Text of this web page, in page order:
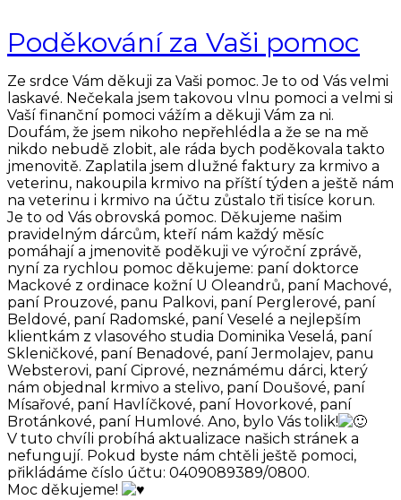
Poděkování za Vaši pomoc
Ze srdce Vám děkuji za Vaši pomoc. Je to od Vás velmi
laskavé. Nečekala jsem takovou vlnu pomoci a velmi si
Vaší finanční pomoci vážím a děkuji Vám za ni.
Doufám, že jsem nikoho nepřehlédla a že se na mě
nikdo nebudě zlobit, ale ráda bych poděkovala takto
jmenovitě. Zaplatila jsem dlužné faktury za krmivo a
veterinu, nakoupila krmivo na příští týden a ještě nám
na veterinu i krmivo na účtu zůstalo tři tisíce korun.
Je to od Vás obrovská pomoc. Děkujeme našim
pravidelným dárcům, kteří nám každý měsíc
pomáhají a jmenovitě poděkuji ve výroční zprávě,
nyní za rychlou pomoc děkujeme: paní doktorce
Mackové z ordinace kožní U Oleandrů, paní Machové,
paní Prouzové, panu Palkovi, paní Perglerové, paní
Beldové, paní Radomské, paní Veselé a nejlepším
klientkám z vlasového studia Dominika Veselá, paní
Skleničkové, paní Benadové, paní Jermolajev, panu
Websterovi, paní Ciprové, neznámému dárci, který
nám objednal krmivo a stelivo, paní Doušové, paní
Mísařové, paní Havlíčkové, paní Hovorkové, paní
Brotánkové, paní Humlové. Ano, bylo Vás tolik!
V tuto chvíli probíhá aktualizace našich stránek a
nefungují. Pokud byste nám chtěli ještě pomoci,
přikládáme číslo účtu: 0409089389/0800.
Moc děkujeme!